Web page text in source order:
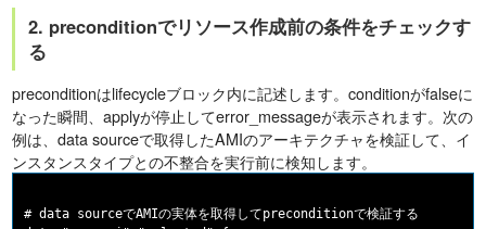
2. preconditionでリソース作成前の条件をチェックす
る
preconditionはlifecycleブロック内に記述します。conditionがfalseに
なった瞬間、applyが停止してerror_messageが表示されます。次の
例は、data sourceで取得したAMIのアーキテクチャを検証して、イ
ンスタンスタイプとの不整合を実行前に検知します。
# data sourceでAMIの実体を取得してpreconditionで検証する